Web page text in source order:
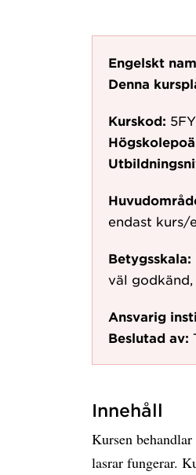
Engelskt
Denna
Kurskod:
endast kurs/
Betygsskala:
väl
Ansvarig
Beslutad av:
Innehåll
Kursen
lasrar fungerar.